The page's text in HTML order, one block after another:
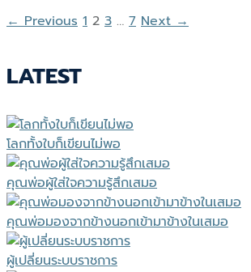
← Previous 1 2 3 … 7 Next →
LATEST
โลกทั้งใบก็เขียนไม่พอ
คุณพ่อผู้ใส่ใจความรู้สึกเสมอ
คุณพ่อมองจากข้างนอกเข้ามาข้างในเสมอ
ผู้เปลี่ยนระบบราชการ